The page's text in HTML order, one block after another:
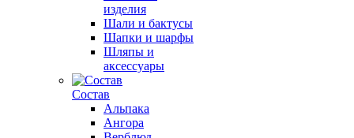
изделия
Шали и бактусы
Шапки и шарфы
Шляпы и
аксессуары
Состав
Альпака
Ангора